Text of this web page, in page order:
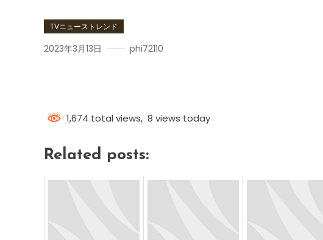
TVニューストレンド
2023年3月13日 phi72110
1,674 total views, 8 views today
Related posts: